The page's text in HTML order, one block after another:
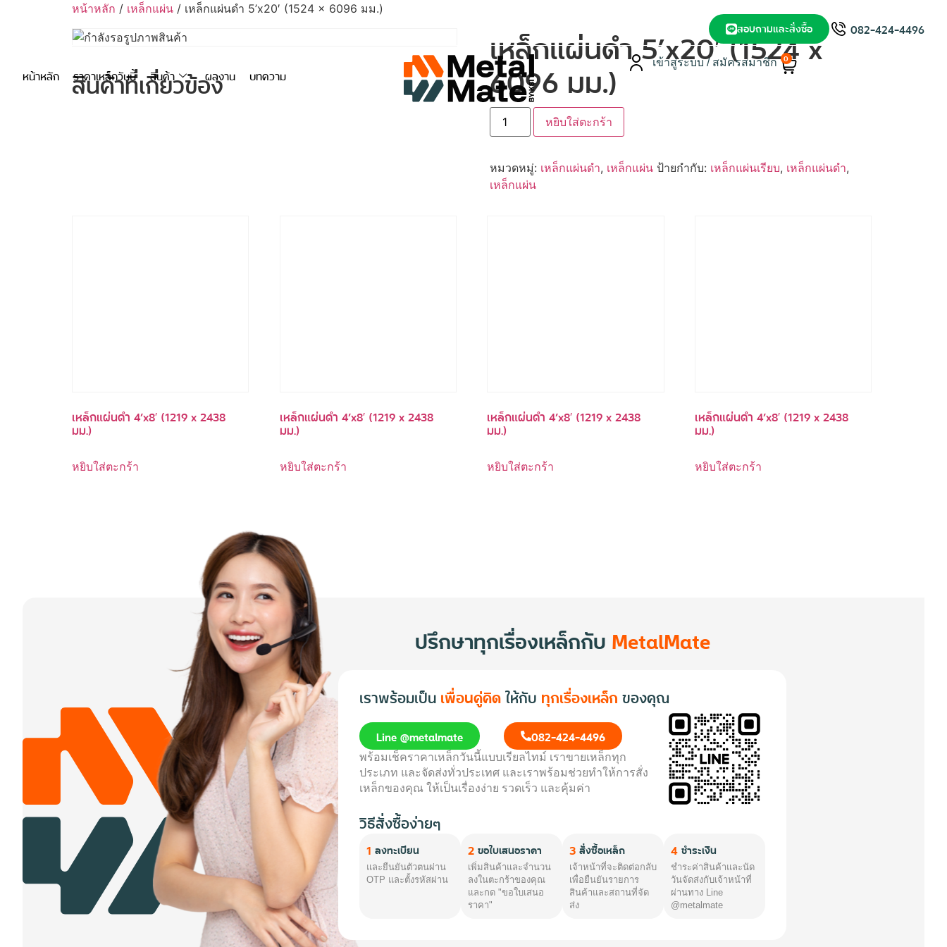
สอบถามและสั่งซื้อ 082-424-4496
หน้าหลัก ราคาเหล็กวันนี้ สินค้า ผลงาน บทความ
เข้าสู่ระบบ / สมัครสมาชิก 0
หน้าหลัก / เหล็กแผ่น / เหล็กแผ่นดำ 5’x20′ (1524 x 6096 มม.)
เหล็กแผ่นดำ 5’x20′ (1524 x
6096 มม.)
หยิบใส่ตะกร้า
หมวดหมู่: เหล็กแผ่นดำ, เหล็กแผ่น ป้ายกำกับ: เหล็กแผ่นเรียบ, เหล็กแผ่นดำ,
เหล็กแผ่น
สินค้าที่เกี่ยวข้อง
เหล็กแผ่นดำ 4’x8′ (1219 x 2438
มม.)
หยิบใส่ตะกร้า
เหล็กแผ่นดำ 4’x8′ (1219 x 2438
มม.)
หยิบใส่ตะกร้า
เหล็กแผ่นดำ 4’x8′ (1219 x 2438
มม.)
หยิบใส่ตะกร้า
เหล็กแผ่นดำ 4’x8′ (1219 x 2438
มม.)
หยิบใส่ตะกร้า
ปรึกษาทุกเรื่องเหล็กกับ MetalMate
เราพร้อมเป็น เพื่อนคู่คิด ให้กับ ทุกเรื่องเหล็ก ของคุณ
Line @metalmate 082-424-4496
พร้อมเช็คราคาเหล็กวันนี้แบบเรียลไทม์ เราขายเหล็กทุก
ประเภท และจัดส่งทั่วประเทศ และเราพร้อมช่วยทำให้การสั่ง
เหล็กของคุณ ให้เป็นเรื่องง่าย รวดเร็ว และคุ้มค่า
วิธีสั่งซื้อง่ายๆ
1 ลงทะเบียน
และยืนยันตัวตนผ่าน
OTP และตั้งรหัสผ่าน
2 ขอใบเสนอราคา
เพิ่มสินค้าและจำนวน
ลงในตะกร้าของคุณ
และกด "ขอใบเสนอ
ราคา"
3 สั่งซื้อเหล็ก
เจ้าหน้าที่จะติดต่อกลับ
เพื่อยืนยันรายการ
สินค้าและสถานที่จัด
ส่ง
4 ชำระเงิน
ชำระค่าสินค้าและนัด
วันจัดส่งกับเจ้าหน้าที่
ผ่านทาง Line
@metalmate